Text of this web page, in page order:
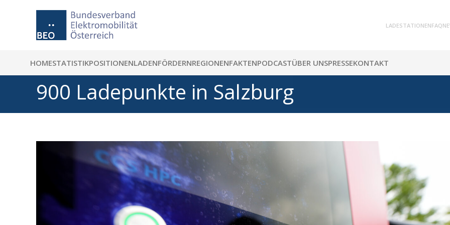
LADESTATIONENFAQ
HOMESTATISTIKPOSITIONENLADENFÖRDERNREGIONENFAKTENPODCASTÜBER UNSPRESSEKONTAKT
900 Ladepunkte in Salzburg